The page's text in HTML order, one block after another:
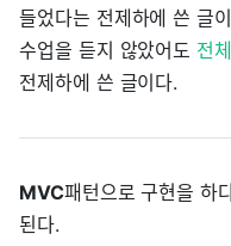
들었다는 전제하에 쓴 글
수업을 듣지 않았어도 전
전제하에 쓴 글이다.
MVC패턴으로 구현을 하
된다.